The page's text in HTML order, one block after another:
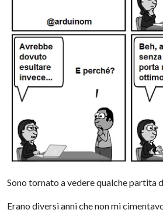
Sono tornato a vedere qualche partita
Erano diversi anni che non mi